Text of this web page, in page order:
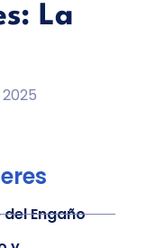
La
Engaño